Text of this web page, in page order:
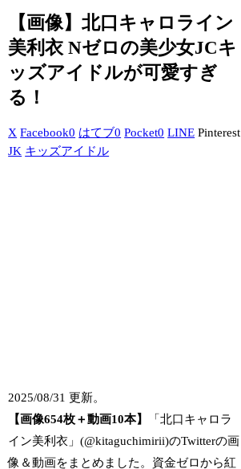
【画像】北口キャロライン
美利衣 Nゼロの美少女JCキ
ッズアイドルが可愛すぎ
る！
X Facebook0 はてブ0 Pocket0 LINE Pinterest
JK キッズアイドル
2025/08/31 更新。
【画像654枚＋動画10本】
「北口キャロラ
イン美利衣」(@kitaguchimirii)のTwitterの画
像＆動画をまとめました。資金ゼロから紅